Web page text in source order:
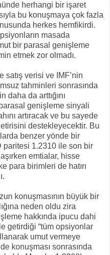
herhangi bir işaret
bu konuşmaya çok fazla
herkes hemfikirdi.
masada
bir parasal genişleme
etmek zor olmadı.
satış verisi ve IMF’nin
tahminleri sonrasında
da arttığını
genişleme sinyali
artıracak ve bu sayede
destekleyecektir. Bu
benzer yönde bir
paritesi 1.2310 ile son bir
emtialar, hisse
para birimleri de hatırı
konuşmasının büyük bir
neden oldu zira
hakkında ipucu dahi
getirdiği “tüm opsiyonlar
umut vermeye
konuşması sonrasında